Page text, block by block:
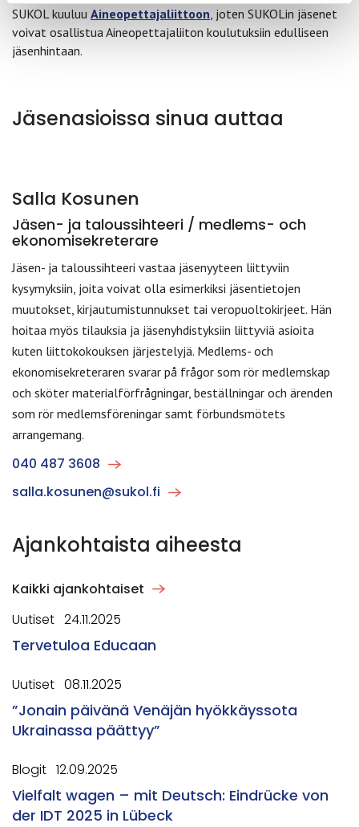
SUKOL kuuluu Aineopettajaliittoon, joten SUKOLin jäsenet
voivat osallistua Aineopettajaliiton koulutuksiin edulliseen
jäsenhintaan.
Jäsenasioissa sinua auttaa
Salla Kosunen
Jäsen- ja taloussihteeri / medlems- och
ekonomisekreterare
Jäsen- ja taloussihteeri vastaa jäsenyyteen liittyviin
kysymyksiin, joita voivat olla esimerkiksi jäsentietojen
muutokset, kirjautumistunnukset tai veropuoltokirjeet. Hän
hoitaa myös tilauksia ja jäsenyhdistyksiin liittyviä asioita
kuten liittokokouksen järjestelyjä. Medlems- och
ekonomisekreteraren svarar på frågor som rör medlemskap
och sköter materialförfrågningar, beställningar och ärenden
som rör medlemsföreningar samt förbundsmötets
arrangemang.
040 487 3608
salla.kosunen@sukol.fi
Ajankohtaista aiheesta
Kaikki ajankohtaiset
Uutiset 24.11.2025
Tervetuloa Educaan
Uutiset 08.11.2025
”Jonain päivänä Venäjän hyökkäyssota
Ukrainassa päättyy”
Blogit 12.09.2025
Vielfalt wagen – mit Deutsch: Eindrücke von
der IDT 2025 in Lübeck